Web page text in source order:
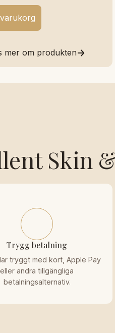
mer om produkten
Skin
Trygg betalning
tryggt med kort, Apple Pay
eller andra tillgängliga
betalningsalternativ.